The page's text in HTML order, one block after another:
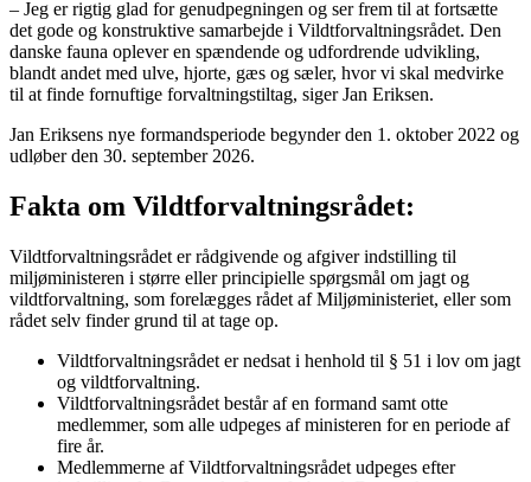
– Jeg er rigtig glad for genudpegningen og ser frem til at fortsætte
det gode og konstruktive samarbejde i Vildtforvaltningsrådet. Den
danske fauna oplever en spændende og udfordrende udvikling,
blandt andet med ulve, hjorte, gæs og sæler, hvor vi skal medvirke
til at finde fornuftige forvaltningstiltag, siger Jan Eriksen.
Jan Eriksens nye formandsperiode begynder den 1. oktober 2022 og
udløber den 30. september 2026.
Fakta om Vildtforvaltningsrådet:
Vildtforvaltningsrådet er rådgivende og afgiver indstilling til
miljøministeren i større eller principielle spørgsmål om jagt og
vildtforvaltning, som forelægges rådet af Miljøministeriet, eller som
rådet selv finder grund til at tage op.
Vildtforvaltningsrådet er nedsat i henhold til § 51 i lov om jagt
og vildtforvaltning.
Vildtforvaltningsrådet består af en formand samt otte
medlemmer, som alle udpeges af ministeren for en periode af
fire år.
Medlemmerne af Vildtforvaltningsrådet udpeges efter